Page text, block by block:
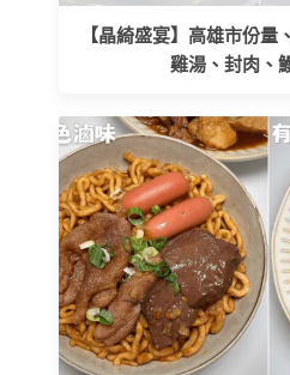
【晶綺盛宴】高雄市份量
雞湯、封肉、